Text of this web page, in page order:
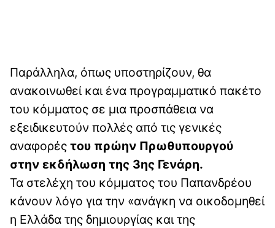
Παράλληλα, όπως υποστηρίζουν, θα
ανακοινωθεί και ένα προγραμματικό πακέτο
του κόμματος σε μια προσπάθεια να
εξειδικευτούν πολλές από τις γενικές
αναφορές του πρώην Πρωθυπουργού
στην εκδήλωση της 3ης Γενάρη.
Τα στελέχη του κόμματος του Παπανδρέου
κάνουν λόγο για την «ανάγκη να οικοδομηθεί
η Ελλάδα της δημιουργίας και της